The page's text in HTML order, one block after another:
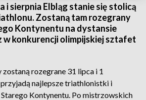
i sierpnia Elbląg stanie się stolicą
Zostaną tam rozegrany
Kontynentu na dystansie
w konkurencji olimpijskiej sztafet
rozegrane 31 lipca i 1
najlepsze triathlonistki i
Kontynentu. Po mistrzowskich